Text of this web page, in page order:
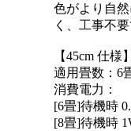
色がより自
く、工事不
【45cm 仕様】
適用畳数：6
消費電力：
[6畳]待機時
[8畳]待機時